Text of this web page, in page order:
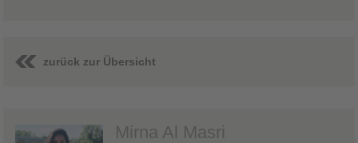
zurück zur Übersicht
Mirna Al Masri